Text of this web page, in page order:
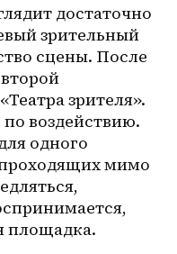
достаточно
зрительный
сцены. После
зрителя».
по воздействию.
одного
проходящих мимо
площадка.